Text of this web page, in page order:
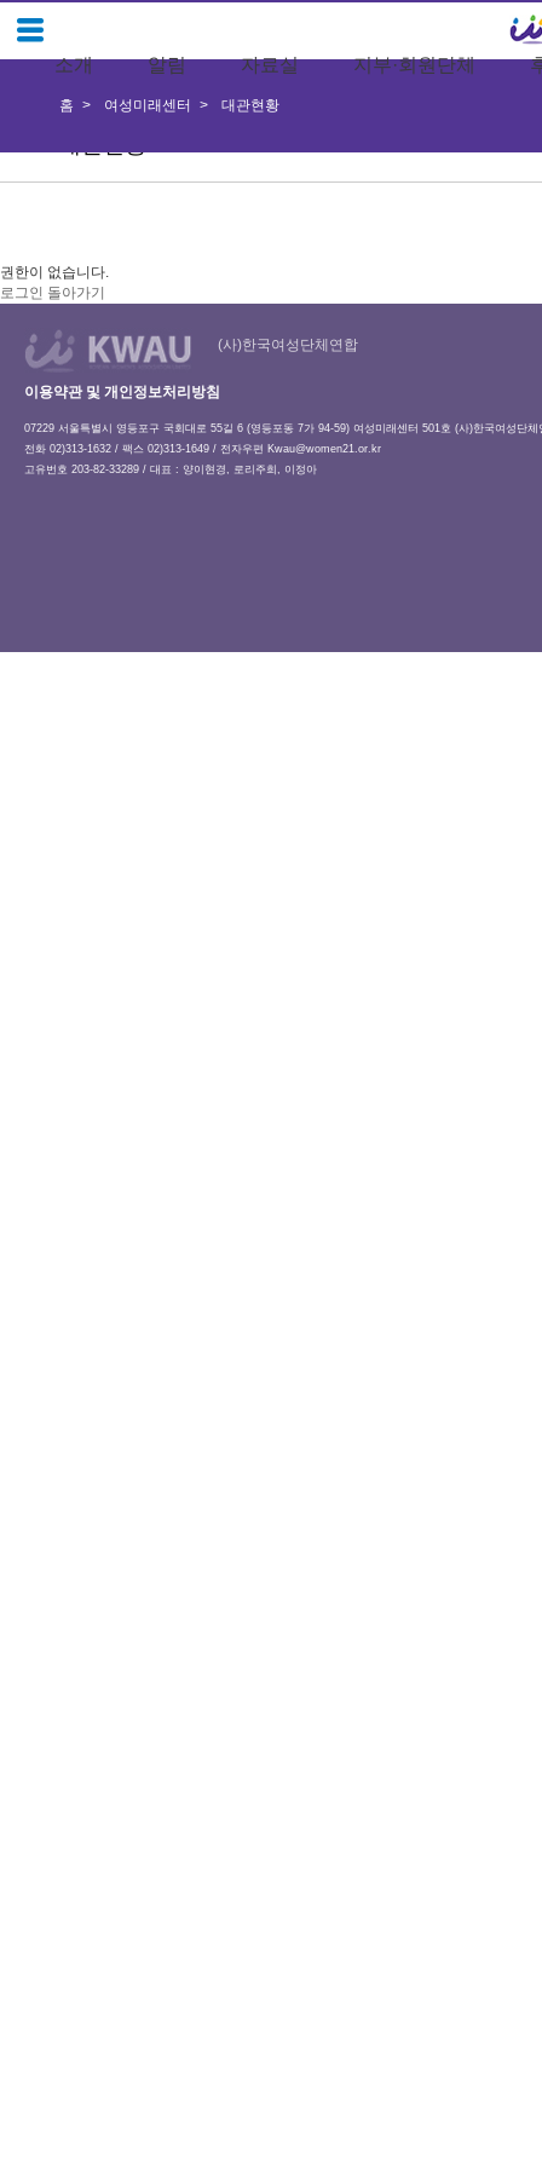
소개 알림 자료실 지부·회원단체
홈 여성미래센터 대관현황
권한이 없습니다.
로그인 돌아가기
(사)한국여성단체연합
이용약관 및 개인정보처리방침
07229 서울특별시 영등포구 국회대로 55길 6 (영등포동 7가 94-59) 여성미래센터 501호 (사)한국여성단체
전화 02)313-1632 / 팩스 02)313-1649 / 전자우편 Kwau@women21.or.kr
고유번호 203-82-33289 / 대표 : 양이현경, 로리주희, 이정아